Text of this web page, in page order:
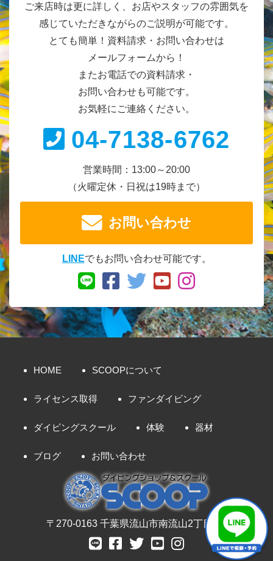
ご来店時は更に詳しく、お店やスタッフの雰囲気を
感じていただきながらのご説明が可能です。
とても簡単！資料請求・お問い合わせは
メールフォームから！
またお電話での資料請求・
お問い合わせも可能です。
お気軽にご連絡ください。
04-7138-6762
営業時間：13:00～20:00
（火曜定休・日祝は19時まで）
お問い合わせ
LINEでもお問い合わせ可能です。
HOME SCOOPについて
ライセンス取得 ファンダイビング
ダイビングスクール 体験 器材
ブログ お問い合わせ
〒270-0163 千葉県流山市南流山2丁目8-7